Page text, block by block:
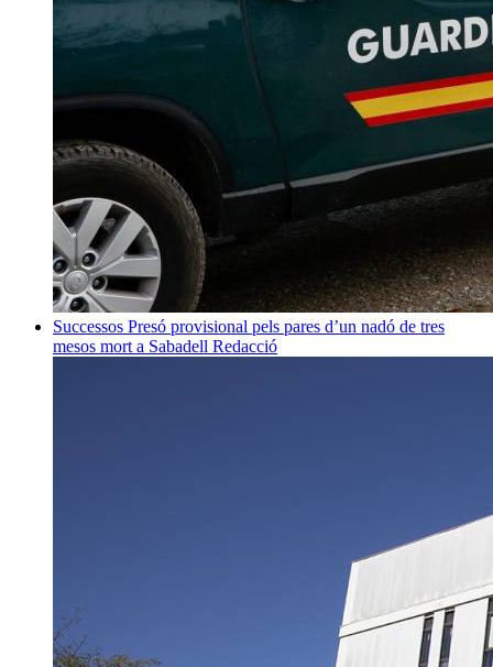
Successos Presó provisional pels pares d’un nadó de tres
mesos mort a Sabadell Redacció